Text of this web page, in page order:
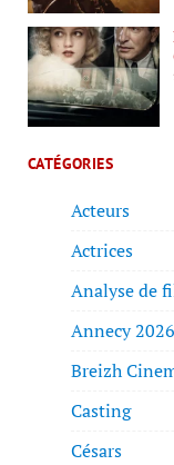
CATÉGORIES
Acteurs
Actrices
Analyse de
Annecy 2026
Breizh
Casting
Césars